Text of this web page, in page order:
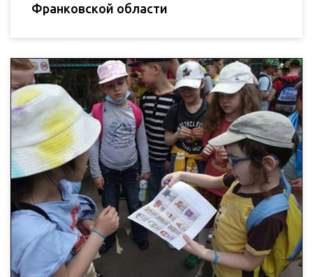
Франковской области